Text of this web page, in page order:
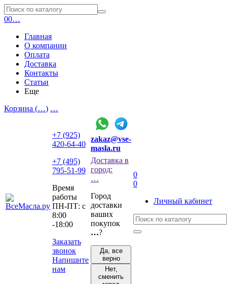
00…
Главная
О компании
Оплата
Доставка
Контакты
Статьи
Еще
Корзина (…) …
+7 (925)
420-64-40
+7 (495)
795-51-99
Время
работы
ПН-ПТ: с
8:00
-18:00
Заказать
звонок
Напишите
нам
zakaz@vse-
masla.ru
Доставка в
город:
…
Город
доставки
ваших
покупок
…?
Да, все
верно
Нет,
сменить
0
0
Личный кабинет